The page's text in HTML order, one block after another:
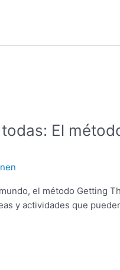
El
el método Getting
y actividades que